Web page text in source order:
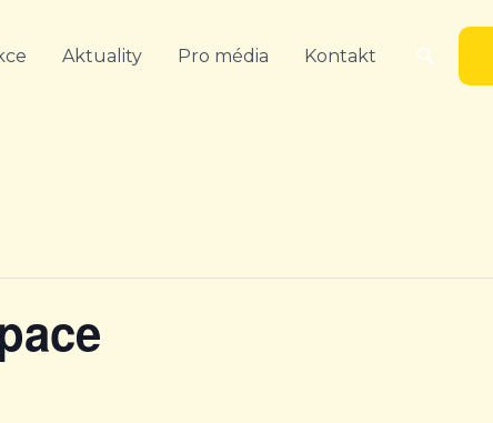
Aktuality Pro média Kontakt Hledat